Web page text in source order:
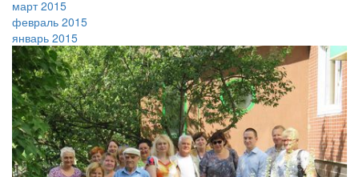
март 2015
февраль 2015
январь 2015